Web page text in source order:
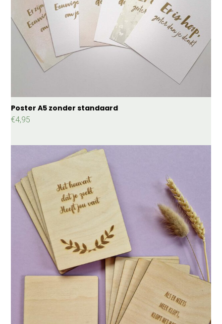
Poster A5 zonder standaard
€4,95